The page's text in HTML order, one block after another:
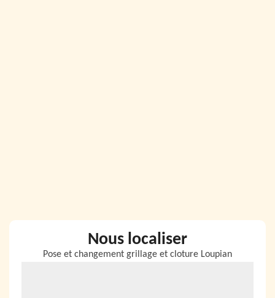
Nous localiser
Pose et changement grillage et cloture Loupian